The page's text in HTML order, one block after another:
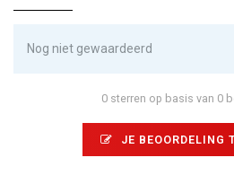
Nog niet gewaardeerd
0 sterren op basis van 0
JE BEOORDELING